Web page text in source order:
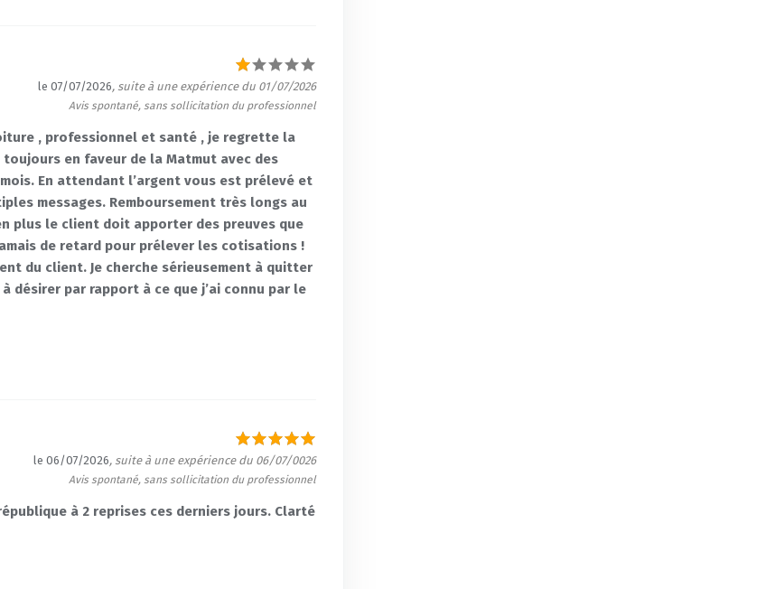
le 07/07/2026, suite à une expérience du 01/07/2026
Avis spontané, sans sollicitation du professionnel
, professionnel et santé , je regrette la
en faveur de la Matmut avec des
En attendant l’argent vous est prélevé et
messages. Remboursement très longs au
plus le client doit apporter des preuves que
de retard pour prélever les cotisations !
du client. Je cherche sérieusement à quitter
désirer par rapport à ce que j’ai connu par le
le 06/07/2026, suite à une expérience du 06/07/0026
Avis spontané, sans sollicitation du professionnel
à 2 reprises ces derniers jours. Clarté